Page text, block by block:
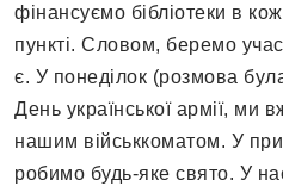
фінансуємо бібліотеки в
пункті. Словом, беремо
є. У понеділок (розмова
День української армії, ми
нашим військкоматом. У
робимо будь-яке свято. У